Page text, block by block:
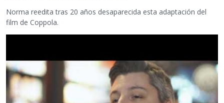
Norma reedita tras 20 años desaparecida esta adaptación del
film de Coppola.